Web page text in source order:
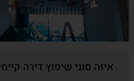
איזה סוגי שיפוץ דירה